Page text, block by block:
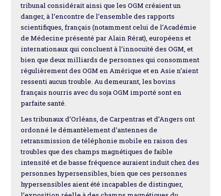
tribunal considérait ainsi que les OGM créaient un
danger, à l’encontre de l’ensemble des rapports
scientifiques, français (notamment celui de l’Académie
de Médecine présenté par Alain Rérat), européens et
internationaux qui concluent à l’innocuité des OGM, et
bien que deux milliards de personnes qui consomment
régulièrement des OGM en Amérique et en Asie n’aient
ressenti aucun trouble. Au demeurant, les bovins
français nourris avec du soja OGM importé sont en
parfaite santé.
Les tribunaux d’Orléans, de Carpentras et d’Angers ont
ordonné le démantèlement d’antennes de
retransmission de téléphonie mobile en raison des
troubles que des champs magnétiques de faible
intensité et de basse fréquence auraient induit chez des
personnes hypersensibles, bien que ces personnes
hypersensibles aient été incapables de distinguer,